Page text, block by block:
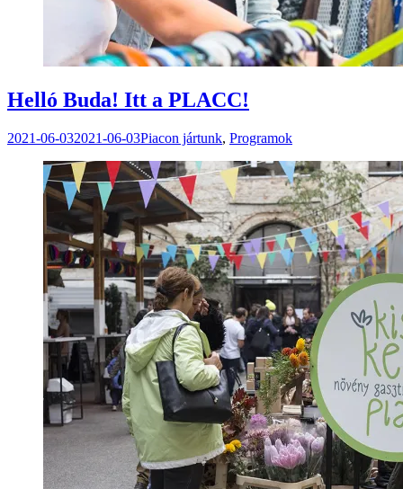
Helló Buda! Itt a PLACC!
2021-06-032021-06-03Piacon jártunk, Programok